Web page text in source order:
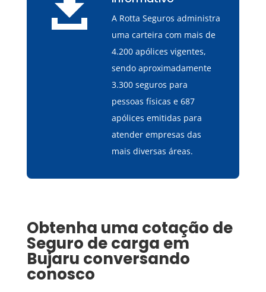
A Rotta Seguros administra
uma carteira com mais de
4.200 apólices vigentes,
sendo aproximadamente
3.300 seguros para
pessoas físicas e 687
apólices emitidas para
atender empresas das
mais diversas áreas.
Obtenha uma cotação de
Seguro de carga em
Bujaru conversando
conosco